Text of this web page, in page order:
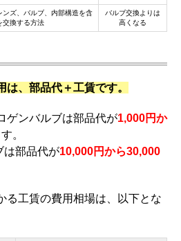
ンズ、バルブ、内部構造を含
交換する方法
バルブ交換よりは
高くなる
、部品代＋工賃です。
ゲンバルブは部品代が1,000円か
。
は部品代が10,000円から30,000
る工賃の費用相場は、以下とな